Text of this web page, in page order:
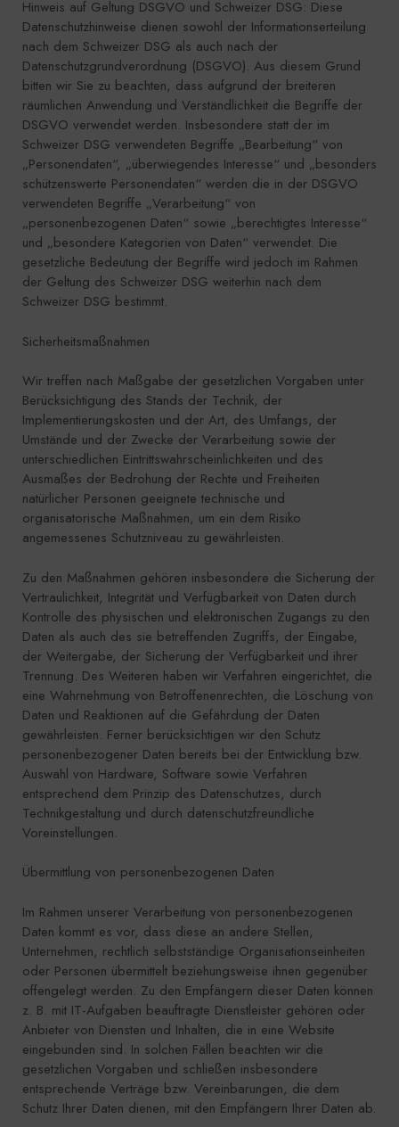
Hinweis auf Geltung DSGVO und Schweizer DSG: Diese
Datenschutzhinweise dienen sowohl der Informationserteilung
nach dem Schweizer DSG als auch nach der
Datenschutzgrundverordnung (DSGVO). Aus diesem Grund
bitten wir Sie zu beachten, dass aufgrund der breiteren
räumlichen Anwendung und Verständlichkeit die Begriffe der
DSGVO verwendet werden. Insbesondere statt der im
Schweizer DSG verwendeten Begriffe „Bearbeitung“ von
„Personendaten“, „überwiegendes Interesse“ und „besonders
schützenswerte Personendaten“ werden die in der DSGVO
verwendeten Begriffe „Verarbeitung“ von
„personenbezogenen Daten“ sowie „berechtigtes Interesse“
und „besondere Kategorien von Daten“ verwendet. Die
gesetzliche Bedeutung der Begriffe wird jedoch im Rahmen
der Geltung des Schweizer DSG weiterhin nach dem
Schweizer DSG bestimmt.
Sicherheitsmaßnahmen
Wir treffen nach Maßgabe der gesetzlichen Vorgaben unter
Berücksichtigung des Stands der Technik, der
Implementierungskosten und der Art, des Umfangs, der
Umstände und der Zwecke der Verarbeitung sowie der
unterschiedlichen Eintrittswahrscheinlichkeiten und des
Ausmaßes der Bedrohung der Rechte und Freiheiten
natürlicher Personen geeignete technische und
organisatorische Maßnahmen, um ein dem Risiko
angemessenes Schutzniveau zu gewährleisten.
Zu den Maßnahmen gehören insbesondere die Sicherung der
Vertraulichkeit, Integrität und Verfügbarkeit von Daten durch
Kontrolle des physischen und elektronischen Zugangs zu den
Daten als auch des sie betreffenden Zugriffs, der Eingabe,
der Weitergabe, der Sicherung der Verfügbarkeit und ihrer
Trennung. Des Weiteren haben wir Verfahren eingerichtet, die
eine Wahrnehmung von Betroffenenrechten, die Löschung von
Daten und Reaktionen auf die Gefährdung der Daten
gewährleisten. Ferner berücksichtigen wir den Schutz
personenbezogener Daten bereits bei der Entwicklung bzw.
Auswahl von Hardware, Software sowie Verfahren
entsprechend dem Prinzip des Datenschutzes, durch
Technikgestaltung und durch datenschutzfreundliche
Voreinstellungen.
Übermittlung von personenbezogenen Daten
Im Rahmen unserer Verarbeitung von personenbezogenen
Daten kommt es vor, dass diese an andere Stellen,
Unternehmen, rechtlich selbstständige Organisationseinheiten
oder Personen übermittelt beziehungsweise ihnen gegenüber
offengelegt werden. Zu den Empfängern dieser Daten können
z. B. mit IT-Aufgaben beauftragte Dienstleister gehören oder
Anbieter von Diensten und Inhalten, die in eine Website
eingebunden sind. In solchen Fällen beachten wir die
gesetzlichen Vorgaben und schließen insbesondere
entsprechende Verträge bzw. Vereinbarungen, die dem
Schutz Ihrer Daten dienen, mit den Empfängern Ihrer Daten ab.